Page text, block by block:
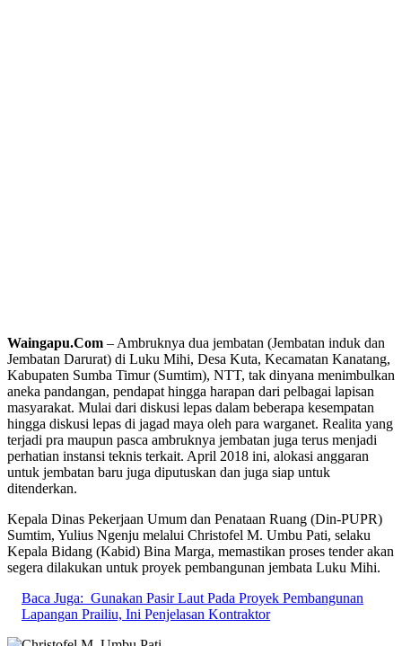
Waingapu.Com – Ambruknya dua jembatan (Jembatan induk dan
Jembatan Darurat) di Luku Mihi, Desa Kuta, Kecamatan Kanatang,
Kabupaten Sumba Timur (Sumtim), NTT, tak dinyana menimbulkan
aneka pandangan, pendapat hingga harapan dari pelbagai lapisan
masyarakat. Mulai dari diskusi lepas dalam beberapa kesempatan
hingga diskusi lepas di jagad maya oleh para warganet. Realita yang
terjadi pra maupun pasca ambruknya jembatan juga terus menjadi
perhatian instansi teknis terkait. April 2018 ini, alokasi anggaran
untuk jembatan baru juga diputuskan dan juga siap untuk
ditenderkan.
Kepala Dinas Pekerjaan Umum dan Penataan Ruang (Din-PUPR)
Sumtim, Yulius Ngenju melalui Christofel M. Umbu Pati, selaku
Kepala Bidang (Kabid) Bina Marga, memastikan proses tender akan
segera dilakukan untuk proyek pembangunan jembata Luku Mihi.
Baca Juga: Gunakan Pasir Laut Pada Proyek Pembangunan
Lapangan Prailiu, Ini Penjelasan Kontraktor